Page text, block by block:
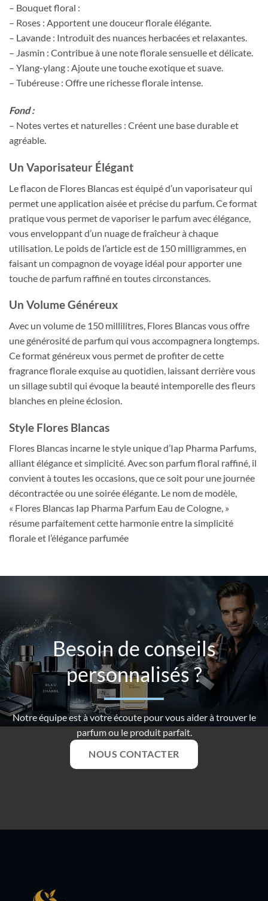
– Bouquet floral :
– Roses : Apportent une douceur florale élégante.
– Lavande : Introduit des nuances herbacées et relaxantes.
– Jasmin : Contribue à une note florale sensuelle et délicate.
– Ylang-ylang : Ajoute une touche exotique et suave.
– Tubéreuse : Offre une richesse florale intense.
Fond :
– Notes vertes et naturelles : Créent une base durable et
agréable.
Un Vaporisateur Élégant
Le flacon de Flores Blancas est équipé d’un vaporisateur qui
permet une application aisée et précise du parfum. Ce format
pratique vous permet de vaporiser le parfum avec élégance,
vous enveloppant d’un nuage de fraîcheur à chaque
utilisation. Le poids de l’article est de 150 milligrammes, en
faisant un compagnon de voyage idéal pour apporter une
touche de parfum raffiné en toutes circonstances.
Un Volume Généreux
Avec un volume de 150 millilitres, Flores Blancas vous offre
une générosité de parfum qui vous accompagnera longtemps.
Ce format généreux vous permet de profiter de cette
fragrance florale exquise au quotidien, laissant derrière vous
un sillage subtil qui évoque la beauté intemporelle des fleurs
blanches en pleine éclosion.
Style Flores Blancas
Flores Blancas incarne le style unique d’Iap Pharma Parfums,
alliant élégance et simplicité. Avec son parfum floral raffiné, il
convient à toutes les occasions, que ce soit pour une journée
décontractée ou une soirée élégante. Le nom de modèle,
« Flores Blancas Iap Pharma Parfum Eau de Cologne, »
résume parfaitement cette harmonie entre la simplicité
florale et l’élégance parfumée
Besoin de conseils
personnalisés ?
Notre équipe est à votre écoute pour vous aider à trouver le
parfum ou le produit parfait.
NOUS CONTACTER